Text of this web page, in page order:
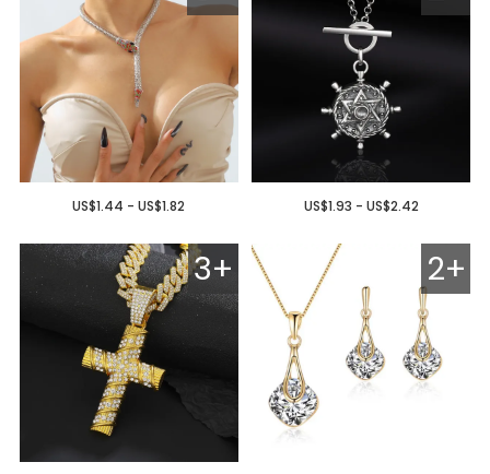
US$1.93 - US$2.42
US$1.44 - US$1.82
2+
3+